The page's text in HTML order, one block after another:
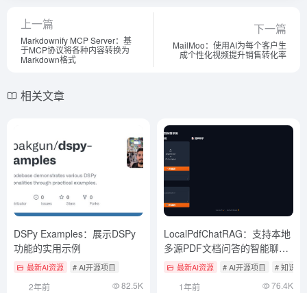
上一篇
Markdownify MCP Server：基
于MCP协议将各种内容转换为
Markdown格式
下一篇
MailMoo：使用AI为每个客户生
成个性化视频提升销售转化率
相关文章
DSPy Examples：展示DSPy
功能的实用示例
最新AI资源 # AI开源项目
2年前 82.5K
LocalPdfChatRAG：支持本地
多源PDF文档问答的智能聊天
工具最新AI资源 # AI开源项目 # 知识检
1年前 76.4K